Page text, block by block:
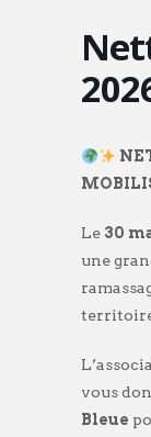
Le 30
une
vous
Bleue